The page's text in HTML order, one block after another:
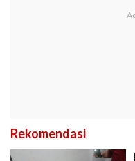
Rekomendasi